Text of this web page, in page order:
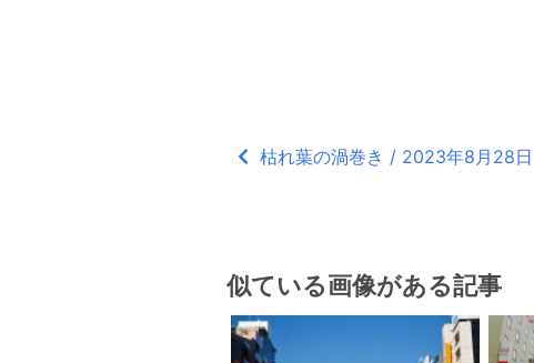
枯れ葉の渦巻き / 2023年8月28日
似ている画像がある記事